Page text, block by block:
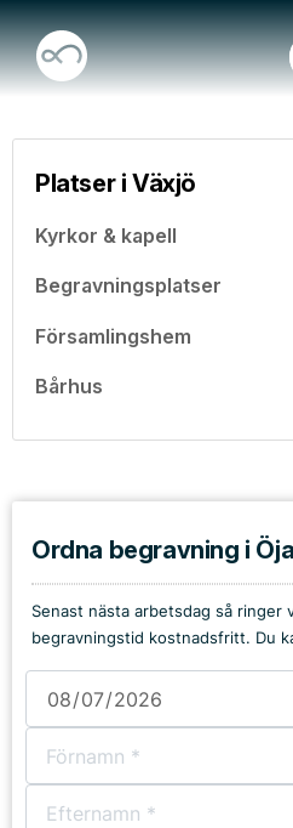
Platser i Växjö
Kyrkor & kapell
Begravningsplatser
Församlingshem
Bårhus
Ordna begravning i
Senast nästa arbetsdag så ringer
begravningstid kostnadsfritt. Du